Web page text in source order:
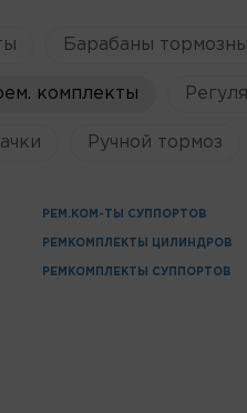
Барабаны
комплекты
Ручной тормоз
РЕМ.КОМ-ТЫ СУППОРТОВ
РЕМКОМПЛЕКТЫ ЦИЛИНДРОВ
РЕМКОМПЛЕКТЫ СУППОРТОВ